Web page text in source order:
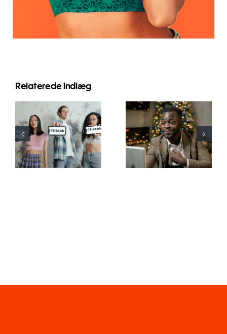
Relaterede indlæg
De bedste
video-
redigeringsapps
til at skabe
TikTok
Sådan
skjuler du
følgere på
LinkedIn for
at bevare